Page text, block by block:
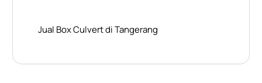
Jual Box Culvert di Tangerang